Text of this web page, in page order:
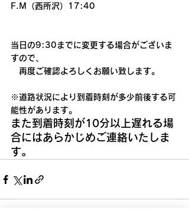
F.M（西所沢）17:40
当日の9:30までに変更する場合がございま
すので、
再度ご確認よろしくお願い致します。
※道路状況により到着時刻が多少前後する可
能性があります。
また到着時刻が10分以上遅れる場
合にはあらかじめご連絡いたしま
す。